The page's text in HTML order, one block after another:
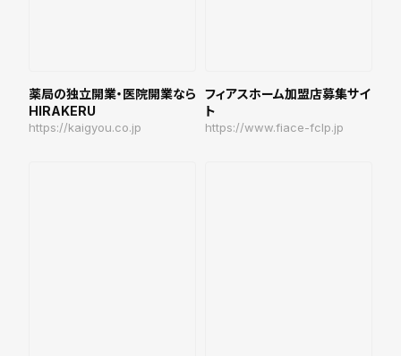
薬局の独立開業・医院開業なら
HIRAKERU
https://kaigyou.co.jp
フィアスホーム加盟店募集サイ
ト
https://www.fiace-fclp.jp